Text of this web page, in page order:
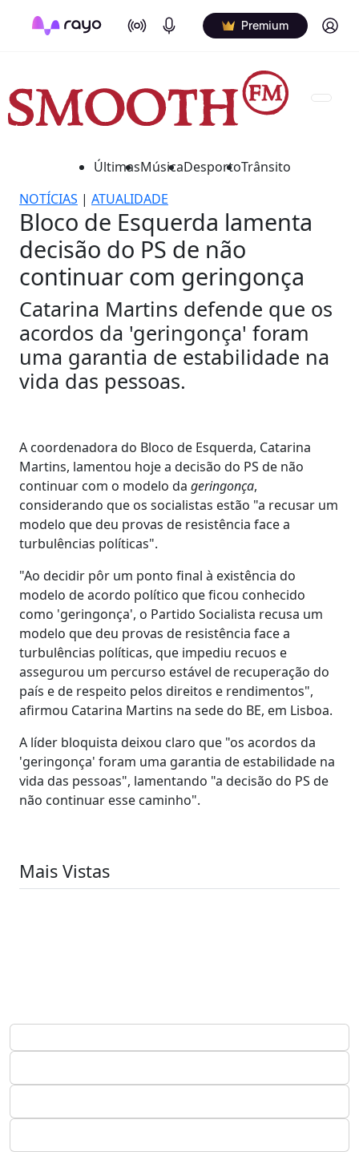
On Air Podcasts Premium Log in
ÚltimasMúsicaDesportoTrânsito
NOTÍCIAS | ATUALIDADE
Bloco de Esquerda lamenta
decisão do PS de não
continuar com geringonça
Catarina Martins defende que os
acordos da 'geringonça' foram
uma garantia de estabilidade na
vida das pessoas.
A coordenadora do Bloco de Esquerda, Catarina
Martins, lamentou hoje a decisão do PS de não
continuar com o modelo da geringonça,
considerando que os socialistas estão "a recusar um
modelo que deu provas de resistência face a
turbulências políticas".
"Ao decidir pôr um ponto final à existência do
modelo de acordo político que ficou conhecido
como 'geringonça', o Partido Socialista recusa um
modelo que deu provas de resistência face a
turbulências políticas, que impediu recuos e
assegurou um percurso estável de recuperação do
país e de respeito pelos direitos e rendimentos",
afirmou Catarina Martins na sede do BE, em Lisboa.
A líder bloquista deixou claro que "os acordos da
'geringonça' foram uma garantia de estabilidade na
vida das pessoas", lamentando "a decisão do PS de
não continuar esse caminho".
Mais Vistas